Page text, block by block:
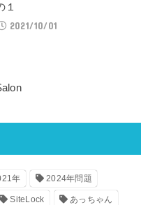
１
2021/10/01
年 2024年問題
SiteLock あっちゃん